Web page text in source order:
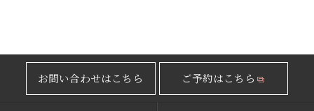
お問い合わせはこちら ご予約はこちら